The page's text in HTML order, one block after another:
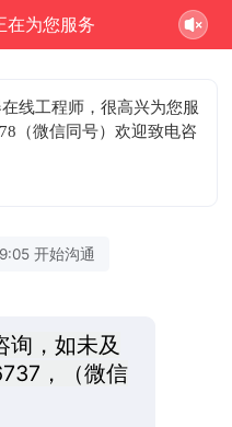
在为您服务
在线工程师，很高兴为您服
（微信同号）欢迎致电咨
开始沟通
询，如未及
，（微信